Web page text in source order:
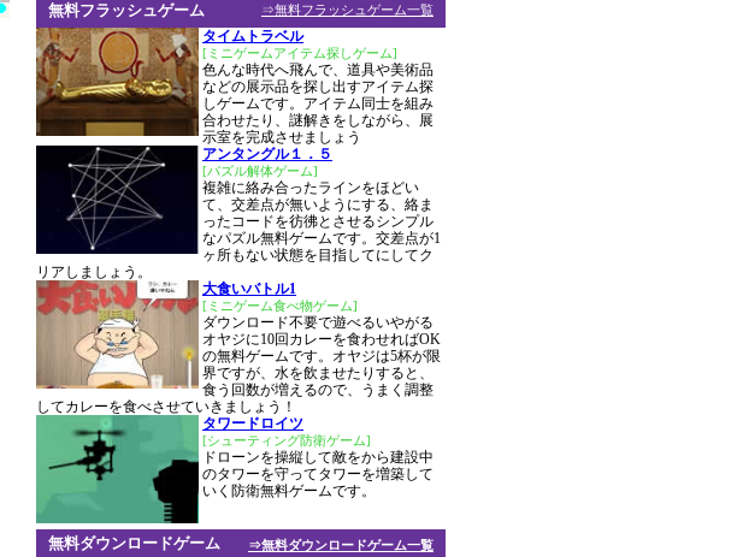
⇒無料フラッシュゲーム一覧
無料フラッシュゲーム
タイムトラベル
[ミニゲームアイテム探しゲーム]
色んな時代へ飛んで、道具や美術品
などの展示品を探し出すアイテム探
しゲームです。アイテム同士を組み
合わせたり、謎解きをしながら、展
示室を完成させましょう
アンタングル１．５
[パズル解体ゲーム]
複雑に絡み合ったラインをほどい
て、交差点が無いようにする、絡ま
ったコードを彷彿とさせるシンプル
なパズル無料ゲームです。交差点が1
ヶ所もない状態を目指してにしてク
リアしましょう。
大食いバトル1
[ミニゲーム食べ物ゲーム]
ダウンロード不要で遊べるいやがる
オヤジに10回カレーを食わせればOK
の無料ゲームです。オヤジは5杯が限
界ですが、水を飲ませたりすると、
食う回数が増えるので、うまく調整
してカレーを食べさせていきましょう！
タワードロイツ
[シューティング防衛ゲーム]
ドローンを操縦して敵をから建設中
のタワーを守ってタワーを増築して
いく防衛無料ゲームです。
⇒無料ダウンロードゲーム一覧
無料ダウンロードゲーム